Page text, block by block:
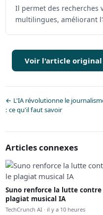
Il permet des recherches
multilingues, améliorant
Voir l'article
← L'IA révolutionne le
: ce qu'il faut savoir
Articles connexes
Suno renforce la lutte contre
plagiat musical IA
TechCrunch AI · il y a 10 heures